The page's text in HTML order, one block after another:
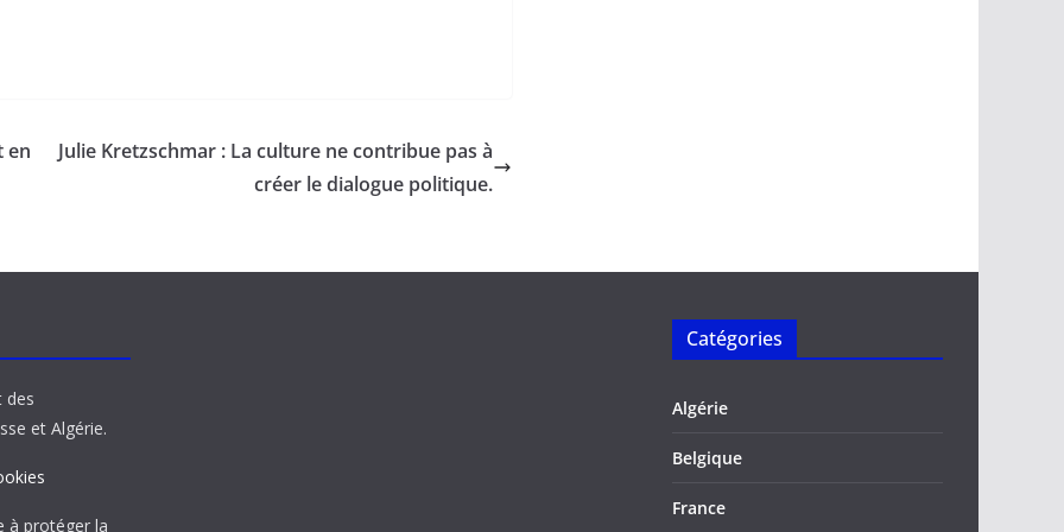
en
Julie Kretzschmar : La culture ne contribue pas à
créer le dialogue politique.
des
et Algérie.
à protéger la
Catégories
Algérie
Belgique
France